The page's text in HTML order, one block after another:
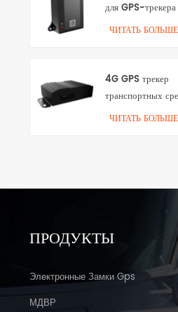
для GPS-
ЧИТАТЬ БОЛЬШЕ
4G GPS трекер
транспортных
с Canbus & Wifi
ЧИТАТЬ БОЛЬШЕ
ПРОДУКТЫ
Электронные Замки Gps
МДВР